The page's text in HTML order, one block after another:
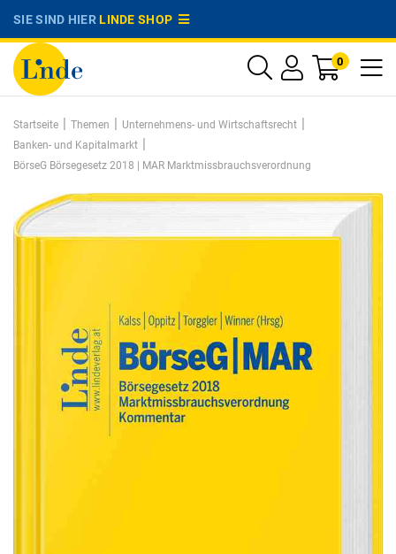
SIE SIND HIERLINDE SHOP
0
Startseite | Themen | Unternehmens- und Wirtschaftsrecht |
Banken- und Kapitalmarkt |
BörseG Börsegesetz 2018 | MAR Marktmissbrauchsverordnung